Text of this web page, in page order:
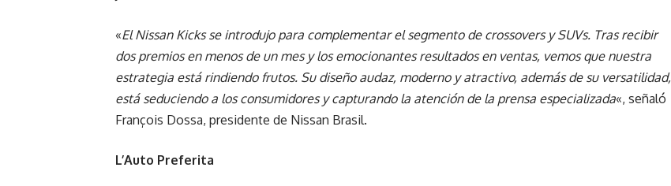
«El Nissan Kicks se introdujo para complementar el segmento de crossovers y SUVs. Tras recibir
dos premios en menos de un mes y los emocionantes resultados en ventas, vemos que nuestra
estrategia está rindiendo frutos. Su diseño audaz, moderno y atractivo, además de su versatilidad,
está seduciendo a los consumidores y capturando la atención de la prensa especializada«, señaló
François Dossa, presidente de Nissan Brasil.
L’Auto Preferita